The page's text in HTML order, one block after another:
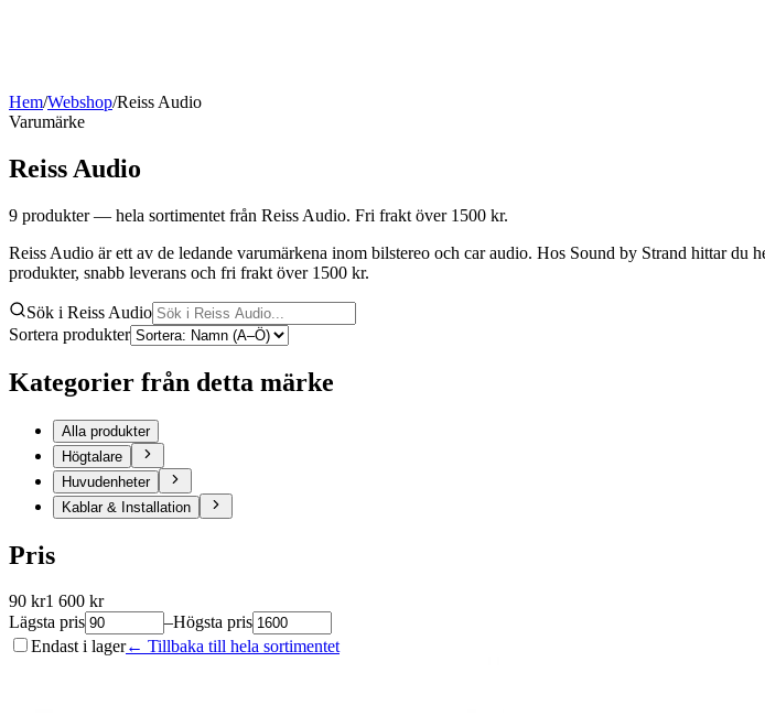
Hem/Webshop/Reiss Audio
Varumärke
Reiss Audio
9 produkter— hela sortimentet från Reiss Audio. Fri frakt över 1500 kr.
Reiss Audio är ett av de ledande varumärkena inom bilstereo och car audio. Hos Sound by Strand hittar
produkter, snabb leverans och fri frakt över 1500 kr.
Sök i Reiss Audio
Sortera produkter
Kategorier från detta märke
Alla produkter
Högtalare
Huvudenheter
Kablar & Installation
Pris
90 kr1 600 kr
Lägsta pris
–Högsta pris
Endast i lager← Tillbaka till hela sortimentet